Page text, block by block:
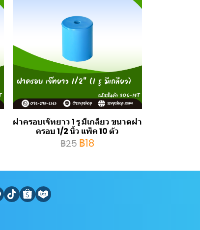
ฝาครอบเจ๊ทยาว 1 รู มีเกลียว ขนาดฝา
ครอบ 1/2 นิ้ว แพ็ค 10 ตัว
฿25 ฿18